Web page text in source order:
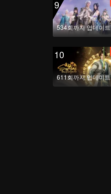
9
534회까지 업데이트
10
611회까지 업데이트